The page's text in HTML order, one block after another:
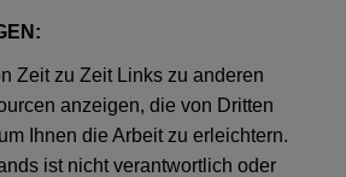
Zeit zu Zeit Links zu anderen
anzeigen, die von Dritten
Ihnen die Arbeit zu erleichtern.
ist nicht verantwortlich oder